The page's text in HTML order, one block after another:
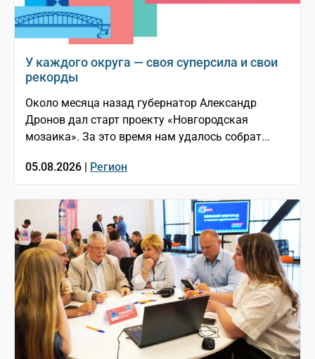
У каждого округа — своя суперсила и свои
рекорды
Около месяца назад губернатор Александр
Дронов дал старт проекту «Новгородская
мозаика». За это время нам удалось собрат...
05.08.2026 | Регион